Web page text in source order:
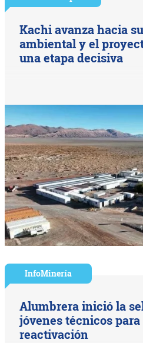
Kachi avanza hacia
ambiental y el
una etapa decisiva
InfoMinería
Alumbrera inició la
jóvenes técnicos
reactivación